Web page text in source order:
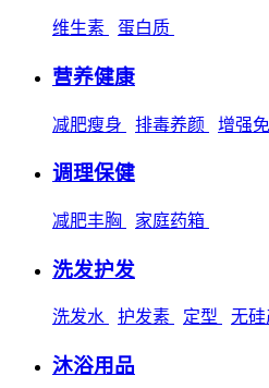
维生素 蛋白质
营养健康
减肥瘦身 排毒养颜 增强
调理保健
减肥丰胸 家庭药箱
洗发护发
洗发水 护发素 定型 无硅
沐浴用品